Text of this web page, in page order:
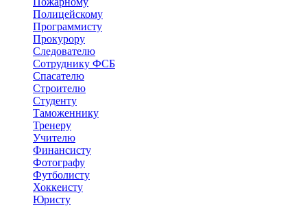
Полицейскому
Программисту
Прокурору
Следователю
Сотруднику ФСБ
Спасателю
Строителю
Студенту
Таможеннику
Тренеру
Учителю
Финансисту
Фотографу
Футболисту
Хоккеисту
Юристу